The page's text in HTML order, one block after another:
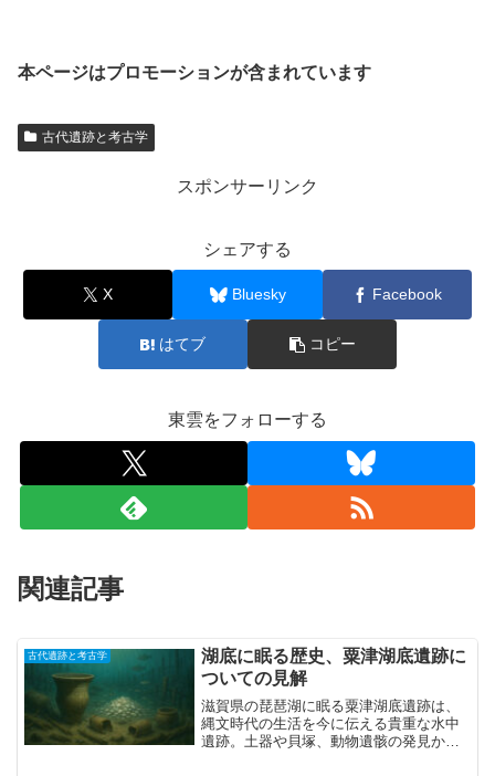
本ページはプロモーションが含まれています
古代遺跡と考古学
スポンサーリンク
シェアする
X Bluesky Facebook
はてブ コピー
東雲をフォローする
関連記事
古代遺跡と考古学
湖底に眠る歴史、粟津湖底遺跡に
ついての見解
滋賀県の琵琶湖に眠る粟津湖底遺跡は、
縄文時代の生活を今に伝える貴重な水中
遺跡。土器や貝塚、動物遺骸の発見から